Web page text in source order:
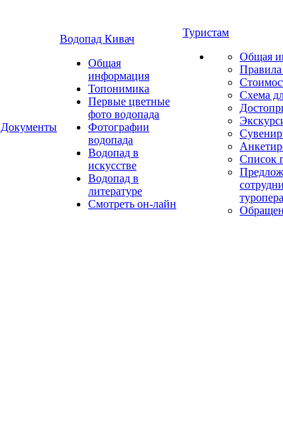
Документы
Водопад Кивач
Общая
информация
Топонимика
Первые цветные
фото водопада
Фотографии
водопада
Водопад в
искусстве
Водопад в
литературе
Смотреть он-лайн
Туристам
Общая
Схема
Список